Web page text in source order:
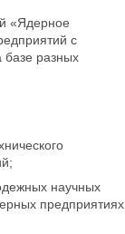
«Ядерное
с
разных
научных
предприятиях